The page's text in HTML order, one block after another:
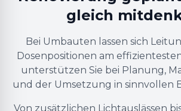
gleich
Bei Umbauten lassen sich
Dosenpositionen am
unterstützen Sie bei Planung,
und der Umsetzung in sinnvollen
Von zusätzlichen Lichtauslässen